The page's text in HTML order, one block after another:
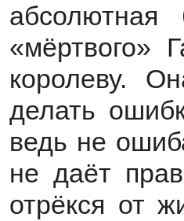
«мёртвого»
королеву.
делать
ведь не
не даёт
отрёкся от